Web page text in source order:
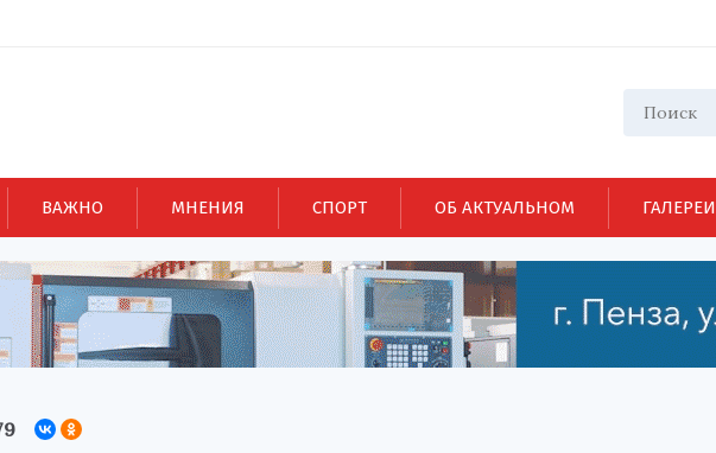
ВАЖНО МНЕНИЯ СПОРТ ОБ АКТУАЛЬНОМ ГАЛЕРЕИ